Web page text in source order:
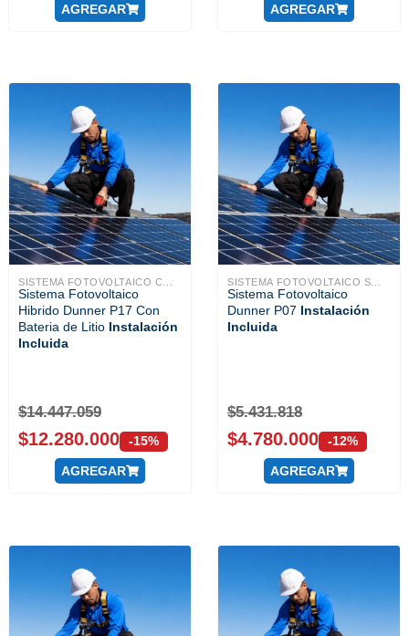
AGREGAR AGREGAR
SISTEMA FOTOVOLTAICO C...
Sistema Fotovoltaico
Hibrido Dunner P17 Con
Bateria de Litio Instalación
Incluida
$14.447.059
$12.280.000 -15%
AGREGAR
SISTEMA FOTOVOLTAICO S...
Sistema Fotovoltaico
Dunner P07 Instalación
Incluida
$5.431.818
$4.780.000 -12%
AGREGAR